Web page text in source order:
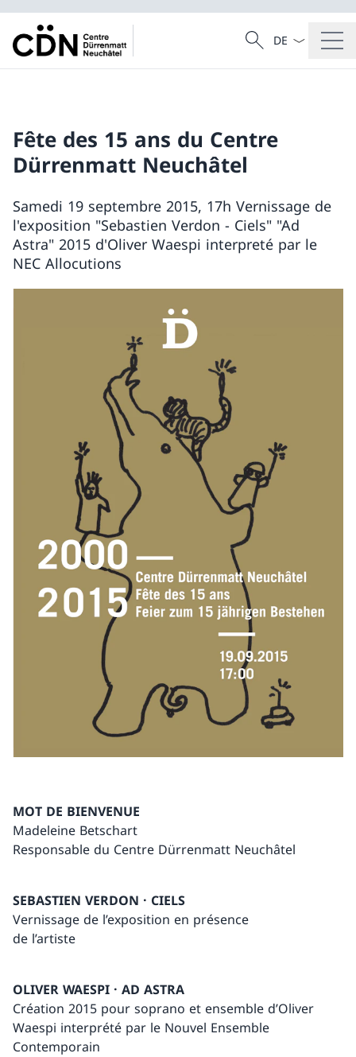
Recherche
Recherche
La langue
Fête des 15 ans du Centre
Dürrenmatt Neuchâtel
Samedi 19 septembre 2015, 17h Vernissage de
l'exposition "Sebastien Verdon - Ciels" "Ad
Astra" 2015 d'Oliver Waespi interpreté par le
NEC Allocutions
MOT DE BIENVENUE
Madeleine Betschart
Responsable du Centre Dürrenmatt Neuchâtel
SEBASTIEN VERDON · CIELS
Vernissage de l’exposition en présence
de l’artiste
OLIVER WAESPI · AD ASTRA
Création 2015 pour soprano et ensemble d’Oliver
Waespi interprété par le Nouvel Ensemble
Contemporain